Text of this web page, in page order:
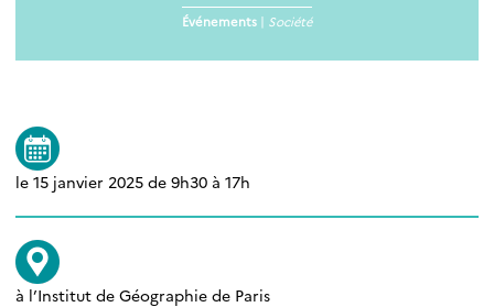
Événements | Société
le 15 janvier 2025 de 9h30 à 17h
à l’Institut de Géographie de Paris